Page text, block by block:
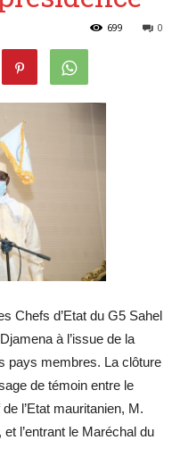
0
699
Chefs d’Etat du G5 Sahel
à l’issue de la
pays membres. La clôture
de témoin entre le
l’Etat mauritanien, M.
l’entrant le Maréchal du